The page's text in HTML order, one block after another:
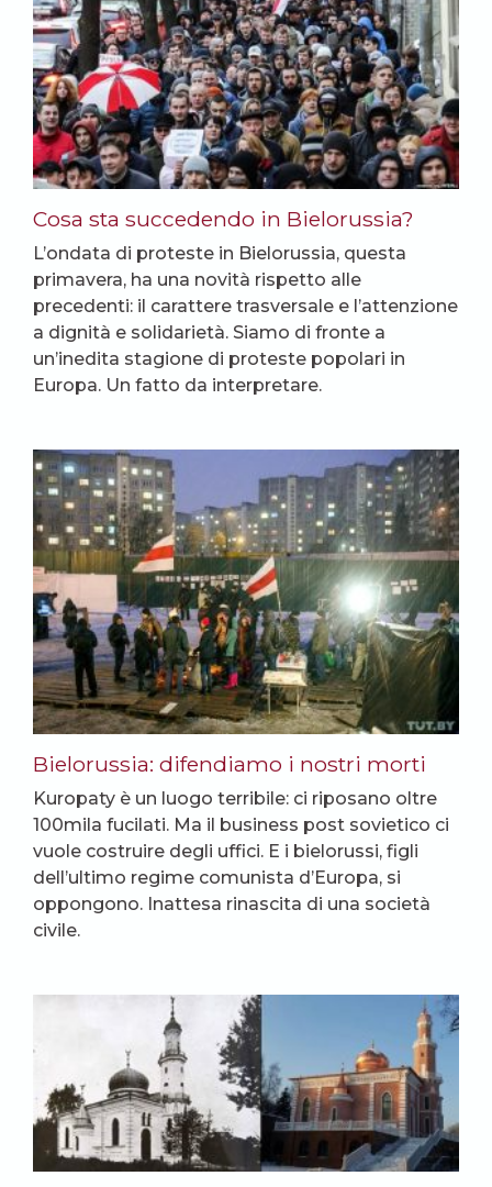
Cosa sta succedendo in Bielorussia?
L’ondata di proteste in Bielorussia, questa
primavera, ha una novità rispetto alle
precedenti: il carattere trasversale e l’attenzione
a dignità e solidarietà. Siamo di fronte a
un’inedita stagione di proteste popolari in
Europa. Un fatto da interpretare.
Bielorussia: difendiamo i nostri morti
Kuropaty è un luogo terribile: ci riposano oltre
100mila fucilati. Ma il business post sovietico ci
vuole costruire degli uffici. E i bielorussi, figli
dell’ultimo regime comunista d’Europa, si
oppongono. Inattesa rinascita di una società
civile.